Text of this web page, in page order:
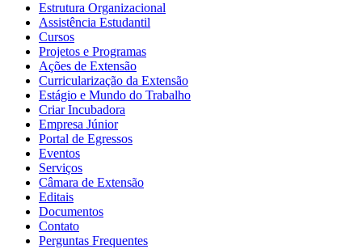
Estrutura Organizacional
Assistência Estudantil
Cursos
Projetos e Programas
Ações de Extensão
Curricularização da Extensão
Estágio e Mundo do Trabalho
Criar Incubadora
Empresa Júnior
Portal de Egressos
Eventos
Serviços
Câmara de Extensão
Editais
Documentos
Contato
Perguntas Frequentes